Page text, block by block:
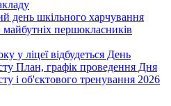
день шкільного харчування
майбутніх першокласників
у ліцеї відбудеться День
План, графік проведення Дня
і об'єктового тренування 2026